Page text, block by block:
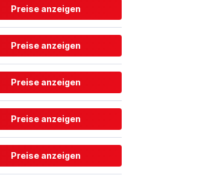
Preise anzeigen
Preise anzeigen
Preise anzeigen
Preise anzeigen
Preise anzeigen